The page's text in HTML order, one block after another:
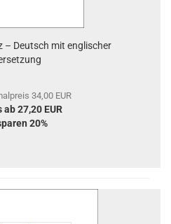
– Deutsch mit englischer
34,00 EUR
ab 27,20 EUR
20%